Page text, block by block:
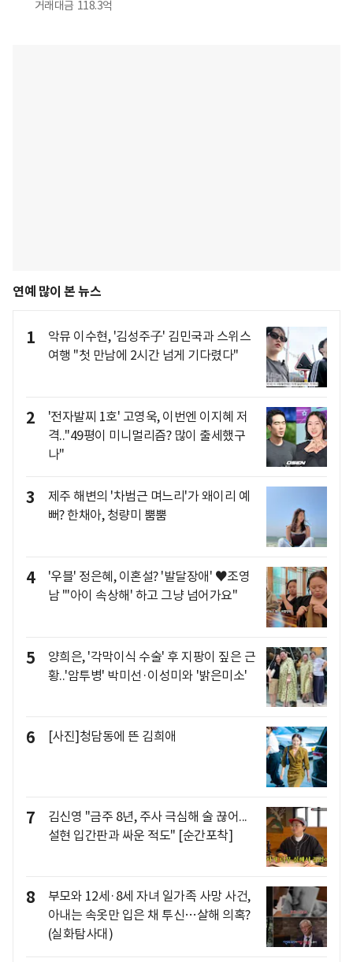
거래대금 118.3억
연예 많이 본 뉴스
1
악뮤 이수현, '김성주子' 김민국과 스위스
여행 "첫 만남에 2시간 넘게 기다렸다"
2
'전자발찌 1호' 고영욱, 이번엔 이지혜 저
격.."49평이 미니멀리즘? 많이 출세했구
나"
3
제주 해변의 '차범근 며느리'가 왜이리 예
뻐? 한채아, 청량미 뿜뿜
4
'우블' 정은혜, 이혼설? '발달장애' ♥조영
남 "'아이 속상해' 하고 그냥 넘어가요"
5
양희은, '각막이식 수술' 후 지팡이 짚은 근
황..'암투병' 박미선·이성미와 '밝은미소'
6 [사진]청담동에 뜬 김희애
7
김신영 "금주 8년, 주사 극심해 술 끊어...
설현 입간판과 싸운 적도" [순간포착]
8
부모와 12세·8세 자녀 일가족 사망 사건,
아내는 속옷만 입은 채 투신…살해 의혹?
(실화탐사대)